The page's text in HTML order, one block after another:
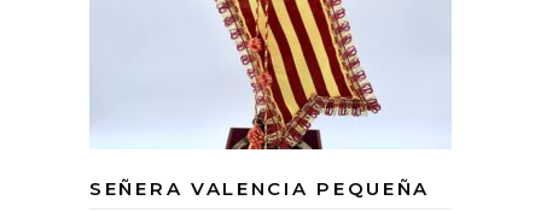
SEÑERA VALENCIA PEQUEÑA